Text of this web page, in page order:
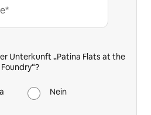
Unterkunft „Patina Flats at the
Foundry“?
Nein